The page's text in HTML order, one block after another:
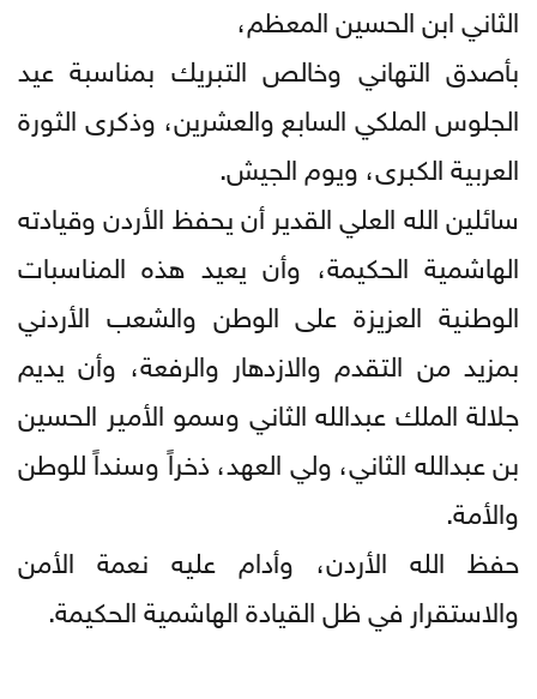
الثاني ابن الحسين المعظم،
​بأصدق التهاني وخالص التبريك بمناسبة عيد
الجلوس الملكي السابع والعشرين، وذكرى الثورة
العربية الكبرى، ويوم الجيش.
​سائلين الله العلي القدير أن يحفظ الأردن وقيادته
الهاشمية الحكيمة، وأن يعيد هذه المناسبات
الوطنية العزيزة على الوطن والشعب الأردني
بمزيد من التقدم والازدهار والرفعة، وأن يديم
جلالة الملك عبدالله الثاني وسمو الأمير الحسين
بن عبدالله الثاني، ولي العهد، ذخراً وسنداً للوطن
والأمة.
​حفظ الله الأردن، وأدام عليه نعمة الأمن
والاستقرار في ظل القيادة الهاشمية الحكيمة.